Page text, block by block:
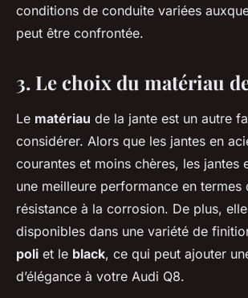
conditions de conduite variées
peut être confrontée.
3. Le choix du matériau
Le matériau de la jante est un autre
considérer. Alors que les jantes en
courantes et moins chères, les jantes
une meilleure performance en
résistance à la corrosion. De plus,
disponibles dans une variété de
poli et le black, ce qui peut ajouter
d’élégance à votre Audi Q8.